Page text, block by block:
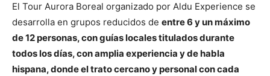
El Tour Aurora Boreal organizado por Aldu Experience se
desarrolla en grupos reducidos de entre 6 y un máximo
de 12 personas, con guías locales titulados durante
todos los días, con amplia experiencia y de habla
hispana, donde el trato cercano y personal con cada